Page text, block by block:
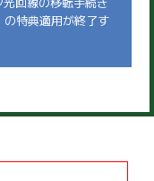
特典適用が終了す